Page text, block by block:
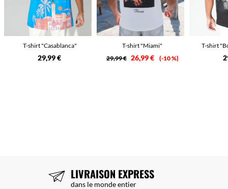
T-shirt "Casablanca"
29,99 €
T-shirt "Miami"
29,99 € 26,99 € -10 %
T-shirt
LIVRAISON EXPRESS
dans le monde entier